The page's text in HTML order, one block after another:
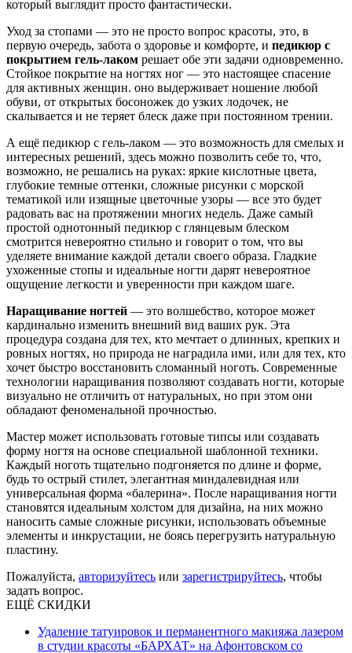
который выглядит просто фантастически.
Уход за стопами — это не просто вопрос красоты, это, в
первую очередь, забота о здоровье и комфорте, и педикюр с
покрытием гель-лаком решает обе эти задачи одновременно.
Стойкое покрытие на ногтях ног — это настоящее спасение
для активных женщин. оно выдерживает ношение любой
обуви, от открытых босоножек до узких лодочек, не
скалывается и не теряет блеск даже при постоянном трении.
А ещё педикюр с гель-лаком — это возможность для смелых и
интересных решений, здесь можно позволить себе то, что,
возможно, не решались на руках: яркие кислотные цвета,
глубокие темные оттенки, сложные рисунки с морской
тематикой или изящные цветочные узоры — все это будет
радовать вас на протяжении многих недель. Даже самый
простой однотонный педикюр с глянцевым блеском
смотрится невероятно стильно и говорит о том, что вы
уделяете внимание каждой детали своего образа. Гладкие
ухоженные стопы и идеальные ногти дарят невероятное
ощущение легкости и уверенности при каждом шаге.
Наращивание ногтей — это волшебство, которое может
кардинально изменить внешний вид ваших рук. Эта
процедура создана для тех, кто мечтает о длинных, крепких и
ровных ногтях, но природа не наградила ими, или для тех, кто
хочет быстро восстановить сломанный ноготь. Современные
технологии наращивания позволяют создавать ногти, которые
визуально не отличить от натуральных, но при этом они
обладают феноменальной прочностью.
Мастер может использовать готовые типсы или создавать
форму ногтя на основе специальной шаблонной техники.
Каждый ноготь тщательно подгоняется по длине и форме,
будь то острый стилет, элегантная миндалевидная или
универсальная форма «балерина». После наращивания ногти
становятся идеальным холстом для дизайна, на них можно
наносить самые сложные рисунки, использовать объемные
элементы и инкрустации, не боясь перегрузить натуральную
пластину.
Пожалуйста, авторизуйтесь или зарегистрируйтесь, чтобы
задать вопрос.
ЕЩЁ СКИДКИ
Удаление татуировок и перманентного макияжа лазером
в студии красоты «БАРХАТ» на Афонтовском со